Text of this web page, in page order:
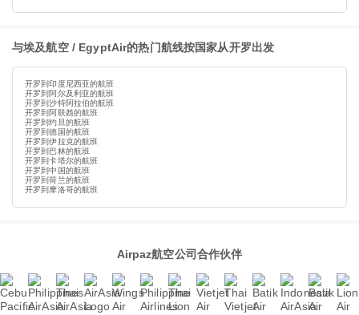
与埃及航空 / EgyptAir的热门航线按国家从开罗出发
开罗到印度尼西亚的航班
开罗到阿尔及利亚的航班
开罗到沙特阿拉伯的航班
开罗到阿联酋的航班
开罗到约旦的航班
开罗到德国的航班
开罗到伊拉克的航班
开罗到巴林的航班
开罗到卡塔尔的航班
开罗到中国的航班
开罗到荷兰的航班
开罗到摩洛哥的航班
Airpaz航空公司合作伙伴